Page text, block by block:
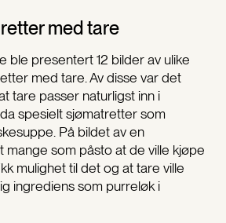
med tare
ble presentert 12 bilder av ulike
med tare. Av disse var det
tare passer naturligst inn i
spesielt sjømatretter som
På bildet av en
mange som påsto at de ville kjøpe
mulighet til det og at tare ville
ingrediens som purreløk i